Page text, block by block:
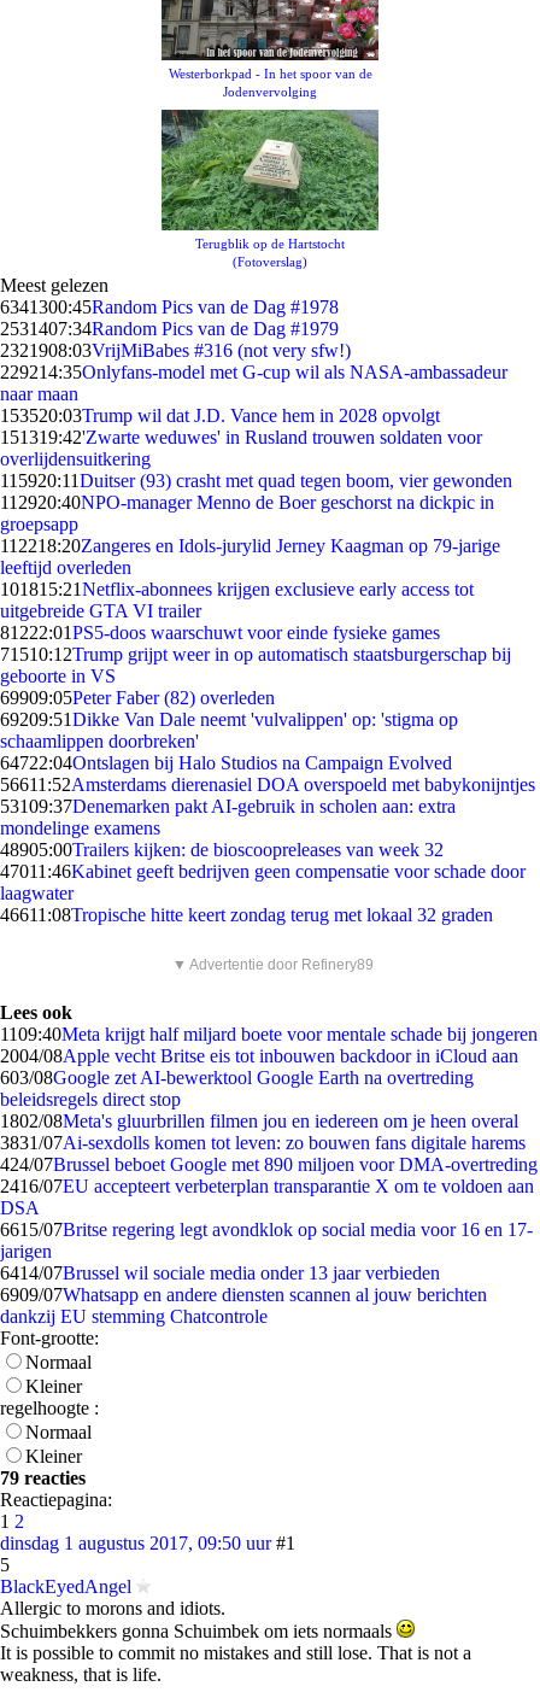
Westerborkpad - In het spoor van de
Jodenvervolging
Terugblik op de Hartstocht
(Fotoverslag)
Meest gelezen
6341300:45Random Pics van de Dag #1978
2531407:34Random Pics van de Dag #1979
2321908:03VrijMiBabes #316 (not very sfw!)
229214:35Onlyfans-model met G-cup wil als NASA-ambassadeur
naar maan
153520:03Trump wil dat J.D. Vance hem in 2028 opvolgt
151319:42'Zwarte weduwes' in Rusland trouwen soldaten voor
overlijdensuitkering
115920:11Duitser (93) crasht met quad tegen boom, vier gewonden
112920:40NPO-manager Menno de Boer geschorst na dickpic in
groepsapp
112218:20Zangeres en Idols-jurylid Jerney Kaagman op 79-jarige
leeftijd overleden
101815:21Netflix-abonnees krijgen exclusieve early access tot
uitgebreide GTA VI trailer
81222:01PS5-doos waarschuwt voor einde fysieke games
71510:12Trump grijpt weer in op automatisch staatsburgerschap bij
geboorte in VS
69909:05Peter Faber (82) overleden
69209:51Dikke Van Dale neemt 'vulvalippen' op: 'stigma op
schaamlippen doorbreken'
64722:04Ontslagen bij Halo Studios na Campaign Evolved
56611:52Amsterdams dierenasiel DOA overspoeld met babykonijntjes
53109:37Denemarken pakt AI-gebruik in scholen aan: extra
mondelinge examens
48905:00Trailers kijken: de bioscoopreleases van week 32
47011:46Kabinet geeft bedrijven geen compensatie voor schade door
laagwater
46611:08Tropische hitte keert zondag terug met lokaal 32 graden
▼ Advertentie door Refinery89
Lees ook
1109:40Meta krijgt half miljard boete voor mentale schade bij jongeren
2004/08Apple vecht Britse eis tot inbouwen backdoor in iCloud aan
603/08Google zet AI-bewerktool Google Earth na overtreding
beleidsregels direct stop
1802/08Meta's gluurbrillen filmen jou en iedereen om je heen overal
3831/07Ai-sexdolls komen tot leven: zo bouwen fans digitale harems
424/07Brussel beboet Google met 890 miljoen voor DMA-overtreding
2416/07EU accepteert verbeterplan transparantie X om te voldoen aan
DSA
6615/07Britse regering legt avondklok op social media voor 16 en 17-
jarigen
6414/07Brussel wil sociale media onder 13 jaar verbieden
6909/07Whatsapp en andere diensten scannen al jouw berichten
dankzij EU stemming Chatcontrole
Font-grootte:
Normaal
Kleiner
regelhoogte :
Normaal
Kleiner
79 reacties
Reactiepagina:
1 2
dinsdag 1 augustus 2017, 09:50 uur #1
5
BlackEyedAngel
Allergic to morons and idiots.
Schuimbekkers gonna Schuimbek om iets normaals
It is possible to commit no mistakes and still lose. That is not a
weakness, that is life.